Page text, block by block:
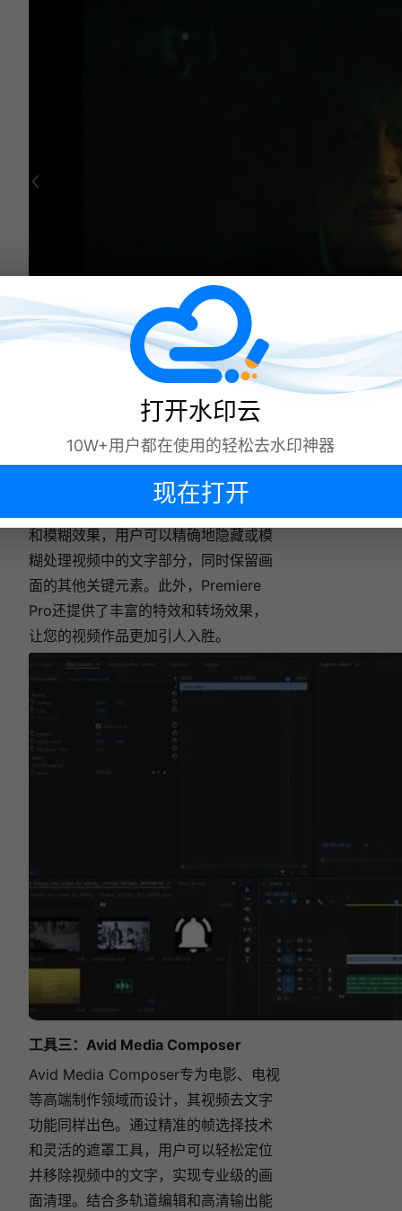
Premiere Pro凭借其强大的编辑工具和
多样化的功能而闻名。利用内置的遮罩
和模糊效果，用户可以精确地隐藏或模
糊处理视频中的文字部分，同时保留画
面的其他关键元素。此外，Premiere
Pro还提供了丰富的特效和转场效果，
让您的视频作品更加引人入胜。
工具三： Avid Media Composer
Avid Media Composer专为电影、电视
等高端制作领域而设计，其视频去文字
功能同样出色。通过精准的帧选择技术
和灵活的遮罩工具，用户可以轻松定位
并移除视频中的文字，实现专业级的画
面清理。结合多轨道编辑和高清输出能
打开水印云
10W+用户都在使用的轻松去水印神器
现在打开
下次再说